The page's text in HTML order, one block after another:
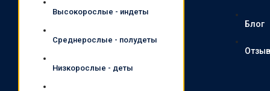
Высокорослые - индеты
Среднерослые - полудеты
Низкорослые - деты
Блог